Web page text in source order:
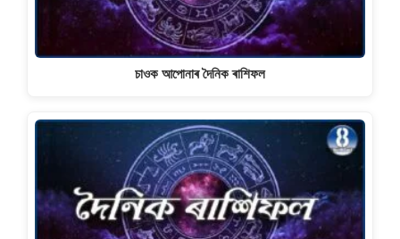
চাওক আপোনাৰ দৈনিক ৰাশিফল